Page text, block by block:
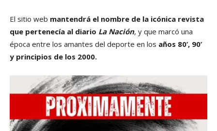
El sitio web mantendrá el nombre de la icónica revista
que pertenecía al diario La Nación, y que marcó una
época entre los amantes del deporte en los años 80’, 90’
y principios de los 2000.